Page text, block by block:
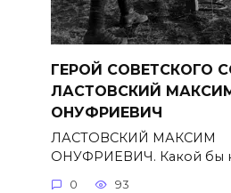
ГЕРОЙ СОВЕТСКОГО
ЛАСТОВСКИЙ
ОНУФРИЕВИЧ
ЛАСТОВСКИЙ МАКСИМ
ОНУФРИЕВИЧ. Какой бы
0 93